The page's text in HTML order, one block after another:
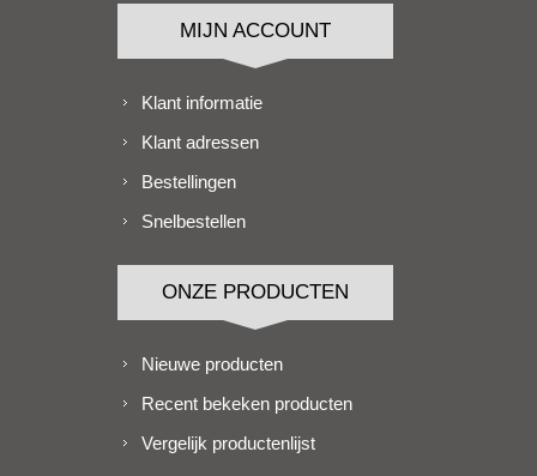
MIJN ACCOUNT
Klant informatie
Klant adressen
Bestellingen
Snelbestellen
ONZE PRODUCTEN
Nieuwe producten
Recent bekeken producten
Vergelijk productenlijst